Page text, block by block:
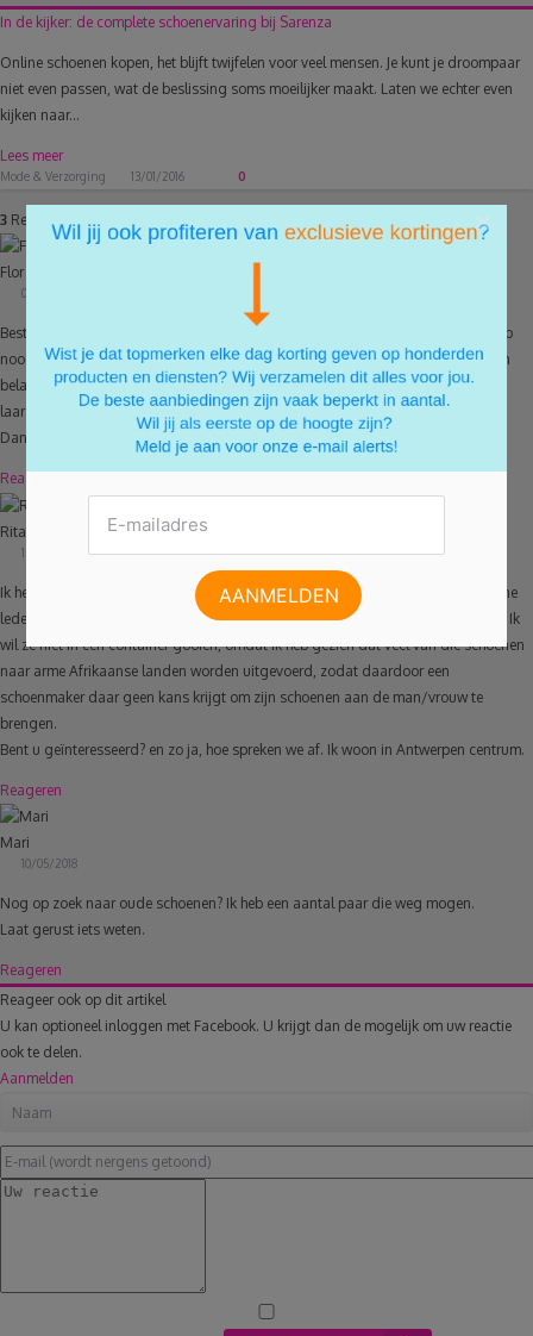
In de kijker: de complete schoenervaring bij Sarenza
Online schoenen kopen, het blijft twijfelen voor veel mensen. Je kunt je droompaar
niet even passen, wat de beslissing soms moeilijker maakt. Laten we echter even
kijken naar...
Lees meer
Mode & Verzorging 13/01/2016 0
3 Reacties
Flor Campaert
04/10/2017
Beste. Ik ben leerkracht in het PVCO (volwassenenonderwijs Scheldeland) en heb
nood aan schoenen waar de leerlingen op kunnen oefenen . De staat is niet van
belang. Wel de herstelbaarheid. Ook hoeven het niet altijd paren te zijn. Ook
laarzen zijn welkom .
Dank voor uw reactie.
Reageren
Rita Van Pelt
12/01/2018
Ik heb twee paar schoenen van mijn man die hij niet meer draagt. een paar bruine
lederen molières van Think en een paar bruine boot-schoenen van Black Riders. Ik
wil ze niet in een container gooien, omdat ik heb gezien dat veel van die schoenen
naar arme Afrikaanse landen worden uitgevoerd, zodat daardoor een
schoenmaker daar geen kans krijgt om zijn schoenen aan de man/vrouw te
brengen.
Bent u geïnteresseerd? en zo ja, hoe spreken we af. Ik woon in Antwerpen centrum.
Reageren
Mari
10/05/2018
Nog op zoek naar oude schoenen? Ik heb een aantal paar die weg mogen.
Laat gerust iets weten.
Reageren
Reageer ook op dit artikel
U kan optioneel inloggen met Facebook. U krijgt dan de mogelijk om uw reactie
ook te delen.
Aanmelden
×